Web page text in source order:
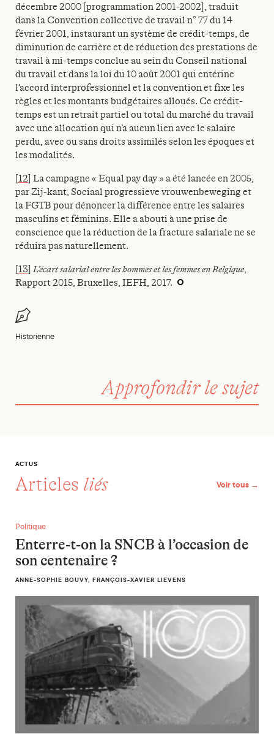
Historienne
décembre 2000 [programmation 2001-2002], traduit
dans la Convention collective de travail n° 77 du 14
février 2001, instaurant un système de crédit-temps, de
diminution de carrière et de réduction des prestations de
travail à mi-temps conclue au sein du Conseil national
du travail et dans la loi du 10 août 2001 qui entérine
l’accord interprofessionnel et la convention et fixe les
règles et les montants budgétaires alloués. Ce crédit-
temps est un retrait partiel ou total du marché du travail
avec une allocation qui n’a aucun lien avec le salaire
perdu, avec ou sans droits assimilés selon les époques et
les modalités.
[12] La campagne « Equal pay day » a été lancée en 2005,
par Zij-kant, Sociaal progressieve vrouwenbeweging et
la FGTB pour dénoncer la différence entre les salaires
masculins et féminins. Elle a abouti à une prise de
conscience que la réduction de la fracture salariale ne se
réduira pas naturellement.
[13] L’écart salarial entre les hommes et les femmes en Belgique,
Rapport 2015, Bruxelles, IEFH, 2017.
Approfondir le sujet
ACTUS
Articles liés Voir tous →
Enterre-t-on la SNCB à l’occasion de son centenaire ?
Politique
Enterre-t-on la SNCB à l’occasion de
son centenaire ?
ANNE-SOPHIE BOUVY, FRANÇOIS-XAVIER LIEVENS